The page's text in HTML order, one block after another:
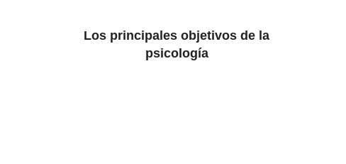
Los principales objetivos de la
psicología